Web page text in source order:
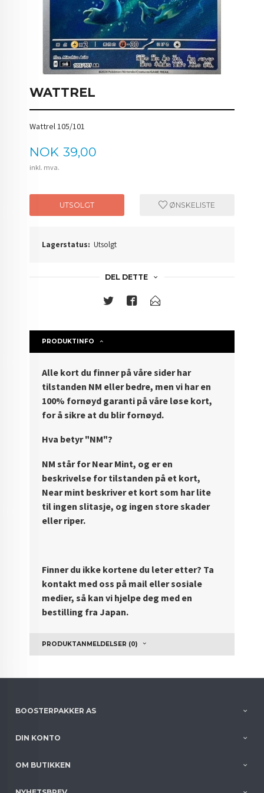
WATTREL
Wattrel 105/101
Pris
NOK 39,00
inkl. mva.
UTSOLGT ØNSKELISTE
Lagerstatus: Utsolgt
DEL DETTE
PRODUKTINFO
Alle kort du finner på våre sider har
tilstanden NM eller bedre, men vi har en
100% fornøyd garanti på våre løse kort,
for å sikre at du blir fornøyd.
Hva betyr "NM"?
NM står for Near Mint, og er en
beskrivelse for tilstanden på et kort,
Near mint beskriver et kort som har lite
til ingen slitasje, og ingen store skader
eller riper.
Finner du ikke kortene du leter etter? Ta
kontakt med oss på mail eller sosiale
medier, så kan vi hjelpe deg med en
bestilling fra Japan.
PRODUKTANMELDELSER (0)
BOOSTERPAKKER AS
DIN KONTO
OM BUTIKKEN